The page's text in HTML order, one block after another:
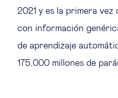
2021 y es la primera
con información
de aprendizaje
175.000 millones de